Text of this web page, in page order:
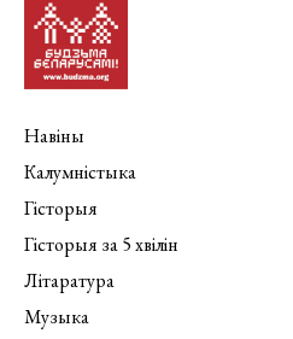
Навіны
Калумністыка
Гісторыя
Гісторыя за 5 хвілін
Літаратура
Музыка